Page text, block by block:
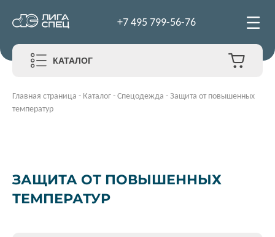
+7 495 799-56-76
КАТАЛОГ
Главная страница - Каталог-Спецодежда -Защита от повышенных
температур
ЗАЩИТА ОТ ПОВЫШЕННЫХ
ТЕМПЕРАТУР